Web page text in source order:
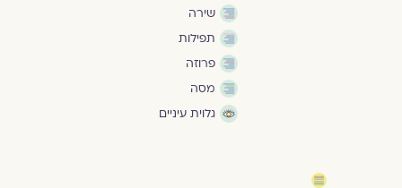
שירה
תפילות
פרוזה
מסה
גלוית עיניים